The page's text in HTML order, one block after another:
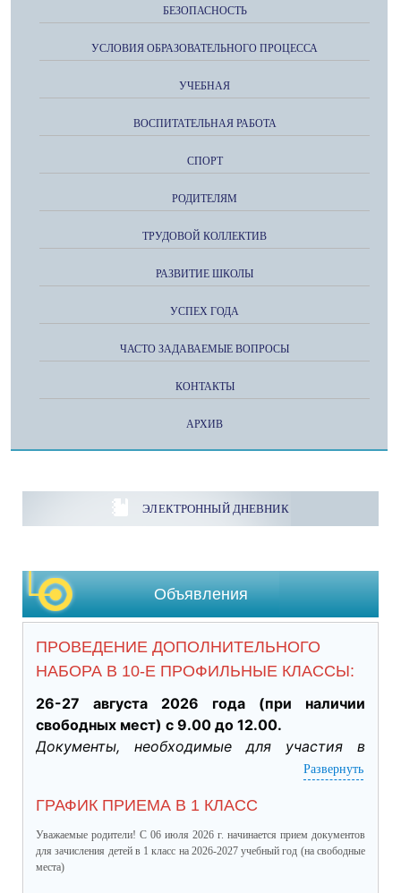
БЕЗОПАСНОСТЬ
УСЛОВИЯ ОБРАЗОВАТЕЛЬНОГО ПРОЦЕССА
УЧЕБНАЯ
ВОСПИТАТЕЛЬНАЯ РАБОТА
СПОРТ
РОДИТЕЛЯМ
ТРУДОВОЙ КОЛЛЕКТИВ
РАЗВИТИЕ ШКОЛЫ
УСПЕХ ГОДА
ЧАСТО ЗАДАВАЕМЫЕ ВОПРОСЫ
КОНТАКТЫ
АРХИВ
ЭЛЕКТРОННЫЙ ДНЕВНИК
Объявления
ПРОВЕДЕНИЕ ДОПОЛНИТЕЛЬНОГО
НАБОРА В 10-Е ПРОФИЛЬНЫЕ КЛАССЫ:
26-27 августа 2026 года (при наличии
свободных мест) с 9.00 до 12.00.
Документы, необходимые для участия в
участии в индивидуальном отборе при
приеме обучающегося для получения
среднего общего образования для
профильного обучения. (подлинник)
Развернуть
ГРАФИК ПРИЕМА В 1 КЛАСС
Уважаемые родители! С 06 июля 2026 г. начинается прием документов
для зачисления детей в 1 класс на 2026-2027 учебный год (на свободные
места)